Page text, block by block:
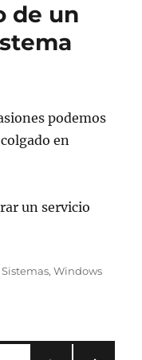
de un
podemos
en
un servicio
Categorías
Sistemas,Windows